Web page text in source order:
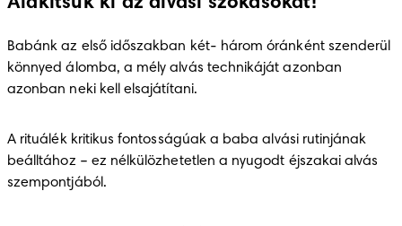
Babánk az első időszakban két- három óránként szenderül
könnyed álomba, a mély alvás technikáját azonban
azonban neki kell elsajátítani.
A rituálék kritikus fontosságúak a baba alvási rutinjának
beálltához – ez nélkülözhetetlen a nyugodt éjszakai alvás
szempontjából.